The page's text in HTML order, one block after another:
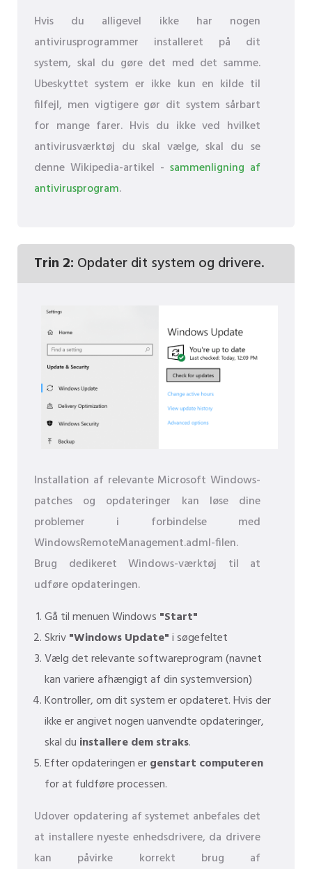
Hvis du alligevel ikke har nogen
antivirusprogrammer installeret på dit
system, skal du gøre det med det samme.
Ubeskyttet system er ikke kun en kilde til
filfejl, men vigtigere gør dit system sårbart
for mange farer. Hvis du ikke ved hvilket
antivirusværktøj du skal vælge, skal du se
denne Wikipedia-artikel - sammenligning af
antivirusprogram.
Trin 2: Opdater dit system og drivere.
Installation af relevante Microsoft Windows-
patches og opdateringer kan løse dine
problemer i forbindelse med
WindowsRemoteManagement.adml-filen.
Brug dedikeret Windows-værktøj til at
udføre opdateringen.
Gå til menuen Windows "Start"
Skriv"Windows Update"i søgefeltet
Vælg det relevante softwareprogram (navnet
kan variere afhængigt af din systemversion)
Kontroller, om dit system er opdateret. Hvis der
ikke er angivet nogen uanvendte opdateringer,
skal du installere dem straks.
Efter opdateringen ergenstart computeren
for at fuldføre processen.
Udover opdatering af systemet anbefales det
at installere nyeste enhedsdrivere, da drivere
kan påvirke korrekt brug af